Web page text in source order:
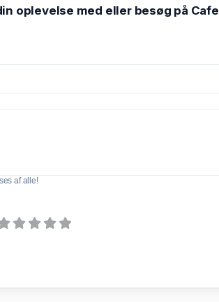
oplevelse med eller besøg på Cafe
af alle!